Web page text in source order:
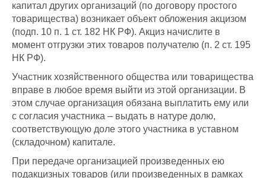
капитал других организаций (по договору простого
товарищества) возникает объект обложения акцизом
(подп. 10 п. 1 ст. 182 НК РФ). Акциз начислите в
момент отгрузки этих товаров получателю (п. 2 ст. 195
НК РФ).
Участник хозяйственного общества или товарищества
вправе в любое время выйти из этой организации. В
этом случае организация обязана выплатить ему или
с согласия участника – выдать в натуре долю,
соответствующую доле этого участника в уставном
(складочном) капитале.
При передаче организацией произведенных ею
подакцизных товаров (или произведенных в рамках